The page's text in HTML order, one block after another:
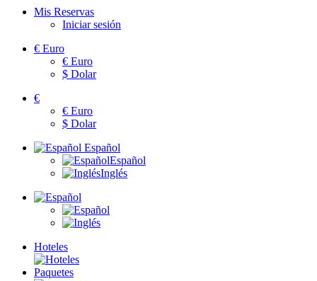
Mis Reservas
Iniciar sesión
€ Euro
€ Euro
$ Dolar
€
€ Euro
$ Dolar
Español
Español
Inglés
Hoteles
Paquetes